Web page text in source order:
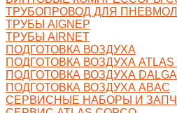
ТРУБОПРОВОД ДЛЯ
ТРУБЫ AIGNEP
ТРУБЫ AIRNET
ПОДГОТОВКА ВОЗДУХА
ПОДГОТОВКА ВОЗДУХА ATLAS
ПОДГОТОВКА ВОЗДУХА
ПОДГОТОВКА ВОЗДУХА ABAC
СЕРВИСНЫЕ НАБОРЫ И